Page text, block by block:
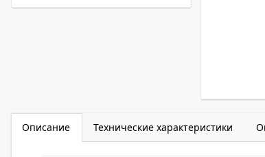
Описание Технические характеристики